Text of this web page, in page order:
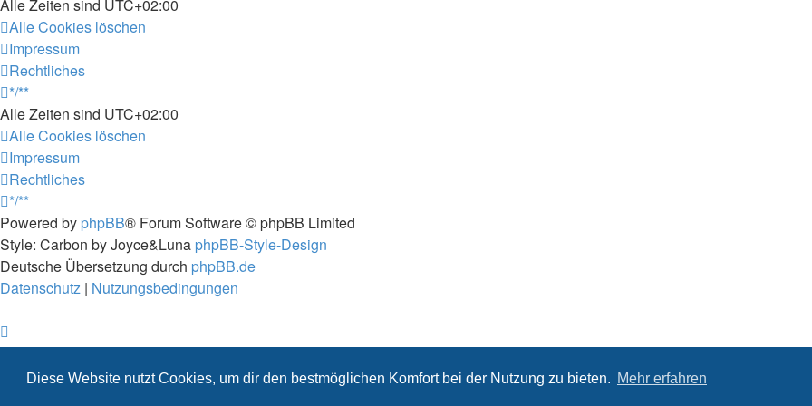
Diese Website nutzt Cookies, um dir den bestmöglichen Komfort bei der Nutzung zu bieten. Mehr erfahren
Alle Zeiten sind UTC+02:00
Alle Cookies löschen
Impressum
Rechtliches
*/**
Alle Zeiten sind UTC+02:00
Alle Cookies löschen
Impressum
Rechtliches
*/**
Powered by phpBB® Forum Software © phpBB Limited
Style: Carbon by Joyce&Luna phpBB-Style-Design
Deutsche Übersetzung durch phpBB.de
Datenschutz | Nutzungsbedingungen